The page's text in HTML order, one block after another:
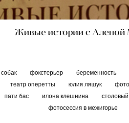
Живые истории с Аленой
фокстерьер беременность
театр оперетты юлия ляшук
пати бас илона клешнина столовый
фотосессия в межигорье